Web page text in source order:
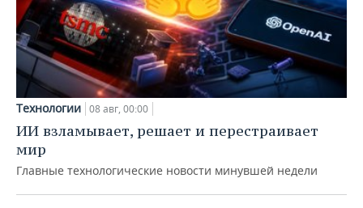
Технологии 08 авг, 00:00
ИИ взламывает, решает и перестраивает
мир
Главные технологические новости минувшей недели